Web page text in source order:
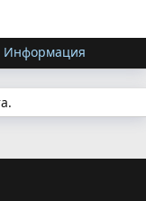
Информация